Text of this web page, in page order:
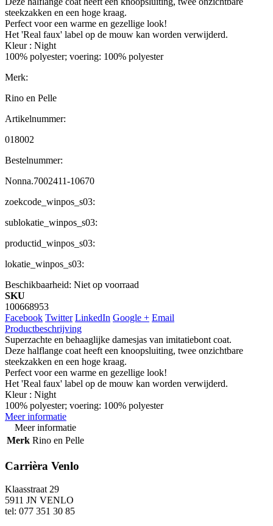
steekzakken en een hoge kraag.
Perfect voor een warme en gezellige look!
Het 'Real faux' label op de mouw kan worden verwijderd.
Kleur : Night
100% polyester; voering: 100% polyester
Merk:
Rino en Pelle
Artikelnummer:
018002
Bestelnummer:
Nonna.7002411-10670
zoekcode_winpos_s03:
sublokatie_winpos_s03:
productid_winpos_s03:
lokatie_winpos_s03:
Beschikbaarheid: Niet op voorraad
SKU
100668953
Facebook Twitter LinkedIn Google + Email
Productbeschrijving
Superzachte en behaaglijke damesjas van imitatiebont coat.
Deze halflange coat heeft een knoopsluiting, twee onzichtbare
steekzakken en een hoge kraag.
Perfect voor een warme en gezellige look!
Het 'Real faux' label op de mouw kan worden verwijderd.
Kleur : Night
100% polyester; voering: 100% polyester
Meer informatie
Meer informatie
Merk Rino en Pelle
Carrièra Venlo
Klaasstraat 29
5911 JN VENLO
tel: 077 351 30 85